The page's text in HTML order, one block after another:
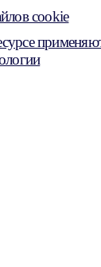
cookie